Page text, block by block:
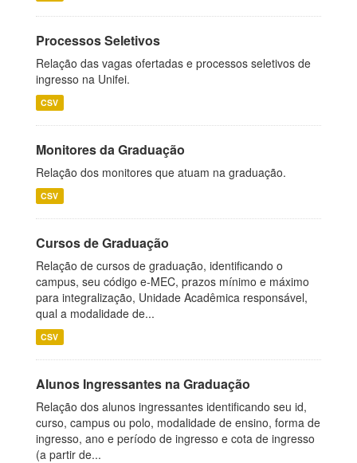
Processos Seletivos
Relação das vagas ofertadas e processos seletivos de
ingresso na Unifei.
CSV
Monitores da Graduação
Relação dos monitores que atuam na graduação.
CSV
Cursos de Graduação
Relação de cursos de graduação, identificando o
campus, seu código e-MEC, prazos mínimo e máximo
para integralização, Unidade Acadêmica responsável,
qual a modalidade de...
CSV
Alunos Ingressantes na Graduação
Relação dos alunos ingressantes identificando seu id,
curso, campus ou polo, modalidade de ensino, forma de
ingresso, ano e período de ingresso e cota de ingresso
(a partir de...